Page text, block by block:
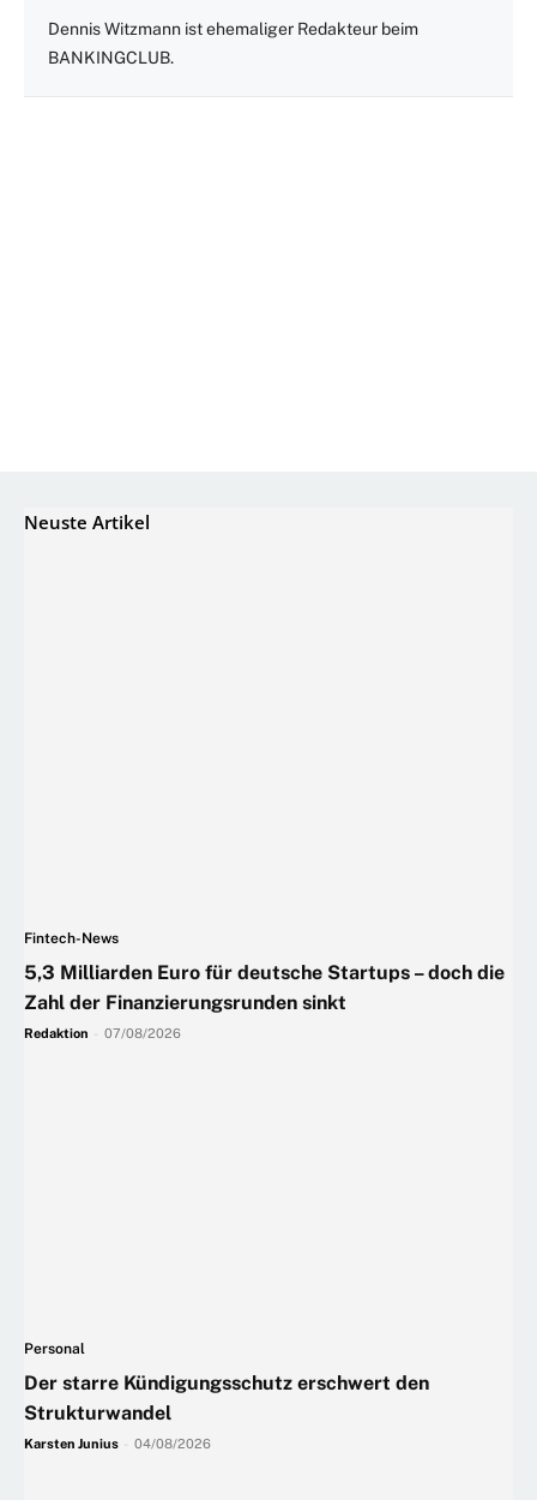
Dennis Witzmann ist ehemaliger Redakteur beim
BANKINGCLUB.
Neuste Artikel
Fintech-News
5,3 Milliarden Euro für deutsche Startups – doch die
Zahl der Finanzierungsrunden sinkt
Redaktion 07/08/2026
Personal
Der starre Kündigungsschutz erschwert den
Strukturwandel
Karsten Junius 04/08/2026